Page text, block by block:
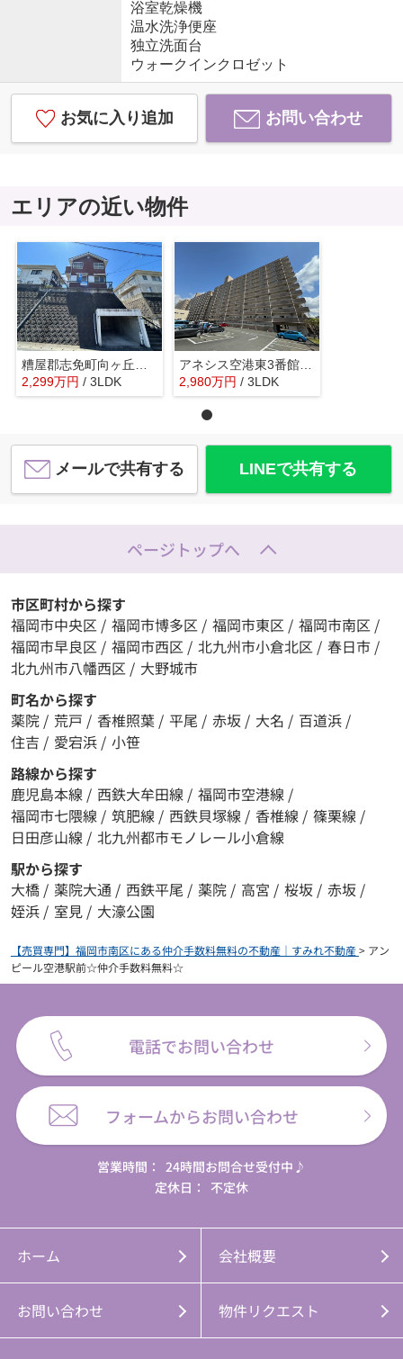
浴室乾燥機
温水洗浄便座
独立洗面台
ウォークインクロゼット
お気に入り追加 お問い合わせ
エリアの近い物件
2,299万円 / 3LDK
アネシス空港東3番館☆仲介手数料無料☆
2,980万円 / 3LDK
メールで共有する LINEで共有する
ページトップへ
市区町村から探す
福岡市中央区 / 福岡市博多区 / 福岡市東区 / 福岡市南区 /
福岡市早良区 / 福岡市西区 / 北九州市小倉北区 / 春日市 /
北九州市八幡西区 / 大野城市
町名から探す
薬院 / 荒戸 / 香椎照葉 / 平尾 / 赤坂 / 大名 / 百道浜 /
住吉 / 愛宕浜 / 小笹
路線から探す
鹿児島本線 / 西鉄大牟田線 / 福岡市空港線 /
福岡市七隈線 / 筑肥線 / 西鉄貝塚線 / 香椎線 / 篠栗線 /
日田彦山線 / 北九州都市モノレール小倉線
駅から探す
大橋 / 薬院大通 / 西鉄平尾 / 薬院 / 高宮 / 桜坂 / 赤坂 /
姪浜 / 室見 / 大濠公園
【売買専門】福岡市南区にある仲介手数料無料の不動産｜すみれ不動産> アン
ピール空港駅前☆仲介手数料無料☆
電話でお問い合わせ
フォームからお問い合わせ
営業時間： 24時間お問合せ受付中♪
定休日：
不定休
ホーム 会社概要
お問い合わせ 物件リクエスト